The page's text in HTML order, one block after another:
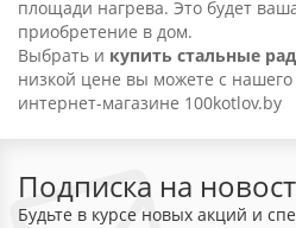
площади нагрева. Это будет
приобретение в дом.
Выбрать и купить стальные
низкой цене вы можете с нашего
интернет-магазине 100kotlov.by
Подписка на
Будьте в курсе новых акций и